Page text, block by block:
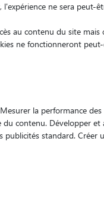
l'expérience ne sera peut-
au contenu du site
ne fonctionneront
la performance
du contenu. Développer
publicités standard. Créer